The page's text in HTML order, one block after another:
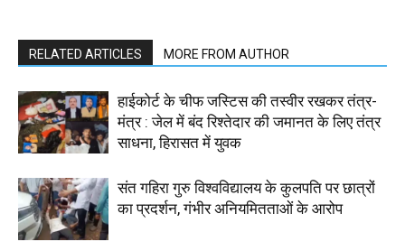
RELATED ARTICLES MORE FROM AUTHOR
हाईकोर्ट के चीफ जस्टिस की तस्वीर रखकर तंत्र-
मंत्र : जेल में बंद रिश्तेदार की जमानत के लिए तंत्र
साधना, हिरासत में युवक
संत गहिरा गुरु विश्वविद्यालय के कुलपति पर छात्रों
का प्रदर्शन, गंभीर अनियमितताओं के आरोप